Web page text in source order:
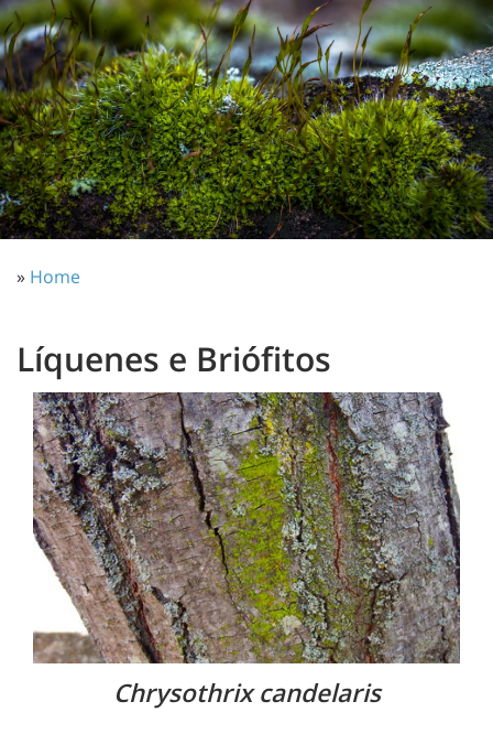
» Home
Líquenes e Briófitos
Chrysothrix candelaris